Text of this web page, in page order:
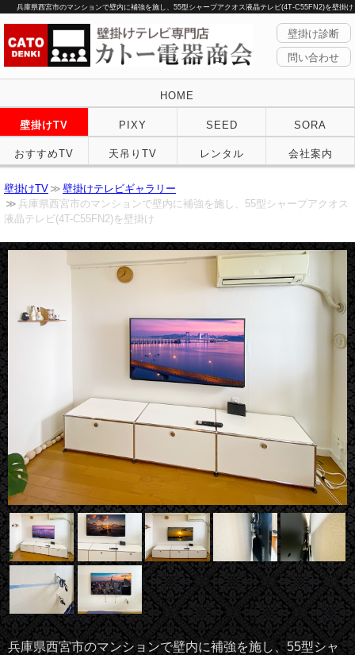
兵庫県西宮市のマンションで壁内に補強を施し、55型シャープアクオス液晶テレビ(4T-C55FN2)を壁掛け
壁掛け診断
問い合わせ
HOME
壁掛けTV PIXY SEED SORA
おすすめTV 天吊りTV レンタル 会社案内
壁掛けTV
壁掛けテレビギャラリー
兵庫県西宮市のマンションで壁内に補強を施し、55型シャープアクオス
液晶テレビ(4T-C55FN2)を壁掛け
兵庫県西宮市のマンションで壁内に補強を施し、55型シャ